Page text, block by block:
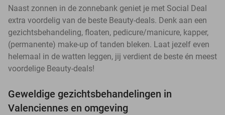
Naast zonnen in de zonnebank geniet je met Social Deal
extra voordelig van de beste Beauty-deals. Denk aan een
gezichtsbehandeling, floaten, pedicure/manicure, kapper,
(permanente) make-up of tanden bleken. Laat jezelf even
helemaal in de watten leggen, jij verdient de beste én meest
voordelige Beauty-deals!
Geweldige gezichtsbehandelingen in
Valenciennes en omgeving